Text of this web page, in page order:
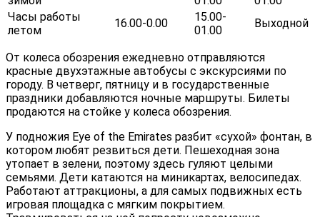
Часы работы
летом
16.00-0.00
15.00-
01.00
Выходной
От колеса обозрения ежедневно отправляются
красные двухэтажные автобусы с экскурсиями по
городу. В четверг, пятницу и в государственные
праздники добавляются ночные маршруты. Билеты
продаются на стойке у колеса обозрения.
У подножия Eye of the Emirates разбит «сухой» фонтан, в
котором любят резвиться дети. Пешеходная зона
утопает в зелени, поэтому здесь гуляют целыми
семьями. Дети катаются на миникартах, велосипедах.
Работают аттракционы, а для самых подвижных есть
игровая площадка с мягким покрытием.